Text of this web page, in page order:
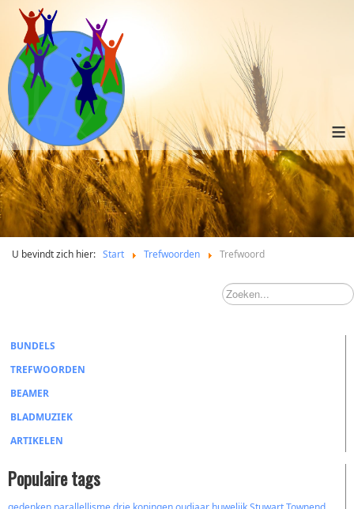
≡
U bevindt zich hier: Start Trefwoorden Trefwoord
BUNDELS
TREFWOORDEN
BEAMER
BLADMUZIEK
ARTIKELEN
Populaire tags